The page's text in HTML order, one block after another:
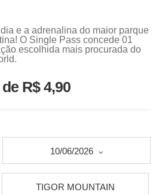
e a adrenalina do maior parque
O Single Pass concede 01
escolhida mais procurada do
R$ 4,90
10/06/2026
TIGOR MOUNTAIN